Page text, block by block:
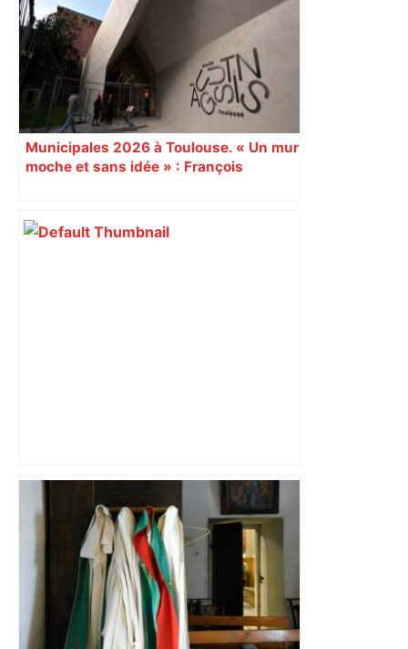
Municipales 2026 à Toulouse. « Un mur
moche et sans idée » : François
Augustins
Près de Toulouse : dans cette zone
économique, un axe majeur va être
fermé en fin de soirée, voici les
déviations – Actu.fr